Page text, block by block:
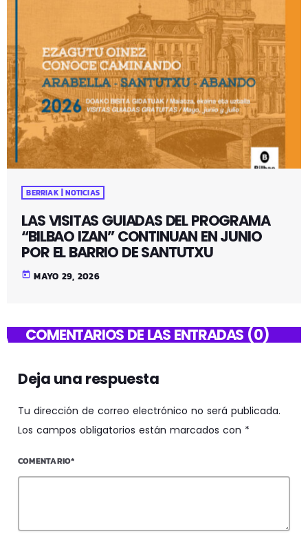
BERRIAK | NOTICIAS
LAS VISITAS GUIADAS DEL PROGRAMA
“BILBAO IZAN” CONTINUAN EN JUNIO
POR EL BARRIO DE SANTUTXU
today MAYO 29, 2026
COMENTARIOS DE LAS ENTRADAS (0)
Deja una respuesta
Tu dirección de correo electrónico no será publicada.
Los campos obligatorios están marcados con *
COMENTARIO*